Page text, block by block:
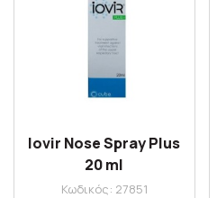
Iovir Nose Spray Plus
20 ml
Κωδικός: 27851